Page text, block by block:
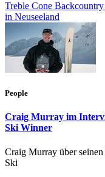
Treble Cone
in Neuseeland
People
Craig Murray im
Ski Winner
Craig Murray über
Ski